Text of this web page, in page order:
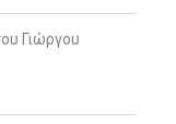
Γιώργου